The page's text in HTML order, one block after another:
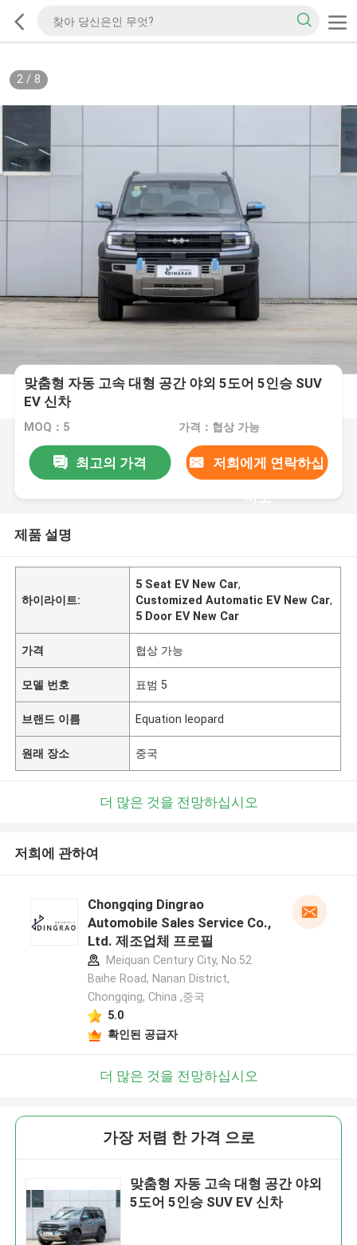
2/ 8
맞춤형 자동 고속 대형 공간 야외 5도어 5인승 SUV
EV 신차
MOQ：5 가격：협상 가능
최고의 가격 저희에게 연락하십
시오
제품 설명
하이라이트:
5 Seat EV New Car,
Customized Automatic EV New Car,
5 Door EV New Car
가격 협상 가능
모델 번호 표범 5
브랜드 이름 Equation leopard
원래 장소 중국
더 많은 것을 전망하십시오
저희에 관하여
Chongqing Dingrao
Automobile Sales Service Co.,
Ltd. 제조업체 프로필
Meiquan Century City, No.52
Baihe Road, Nanan District,
Chongqing, China ,중국
5.0
확인된 공급자
더 많은 것을 전망하십시오
가장 저렴 한 가격 으로
맞춤형 자동 고속 대형 공간 야외
5도어 5인승 SUV EV 신차